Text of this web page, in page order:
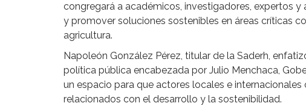
congregará a académicos, investigadores, expertos
y promover soluciones sostenibles en áreas críticas
agricultura.
Napoleón González Pérez, titular de la Saderh,
política pública encabezada por Julio Menchaca,
un espacio para que actores locales e
relacionados con el desarrollo y la sostenibilidad.